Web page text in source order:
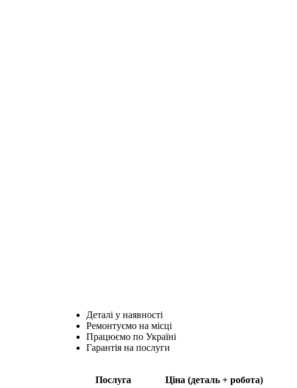
Деталі у наявності
Ремонтуємо на місці
Працюємо по Україні
Гарантія на послуги
Послуга Ціна (деталь + робота)